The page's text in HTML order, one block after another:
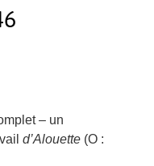
– un
d’Alouette (O :